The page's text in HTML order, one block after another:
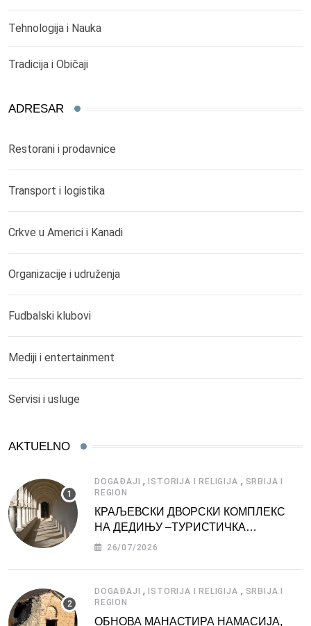
Tehnologija i Nauka
Tradicija i Običaji
ADRESAR
Restorani i prodavnice
Transport i logistika
Crkve u Americi i Kanadi
Organizacije i udruženja
Fudbalski klubovi
Mediji i entertainment
Servisi i usluge
AKTUELNO
DOGAĐAJI , ISTORIJA I RELIGIJA , SRBIJA I
REGION
КРАЉЕВСКИ ДВОРСКИ КОМПЛЕКС
НА ДЕДИЊУ –ТУРИСТИЧКА
АТРАКЦИЈА
26/07/2026
DOGAĐAJI , ISTORIJA I RELIGIJA , SRBIJA I
REGION
ОБНОВА МАНАСТИРА НАМАСИЈА,